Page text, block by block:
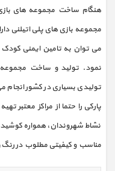
هنگام ساخت مجموعه های
مجموعه بازی های پلی اتیلنی
می توان به تامین ایمنی
نمود. تولید و ساخت مجموعه
تولیدی بسیاری در کشور انجام
پارکی را حتما از مراکز معتبر
نشاط شهروندان، همواره
مناسب و کیفیتی مطلوب در رنگ